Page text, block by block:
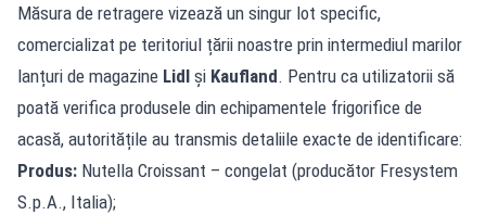
Măsura de retragere vizează un singur lot specific,
comercializat pe teritoriul țării noastre prin intermediul marilor
lanțuri de magazine Lidl și Kaufland. Pentru ca utilizatorii să
poată verifica produsele din echipamentele frigorifice de
acasă, autoritățile au transmis detaliile exacte de identificare:
Produs: Nutella Croissant – congelat (producător Fresystem
S.p.A., Italia);